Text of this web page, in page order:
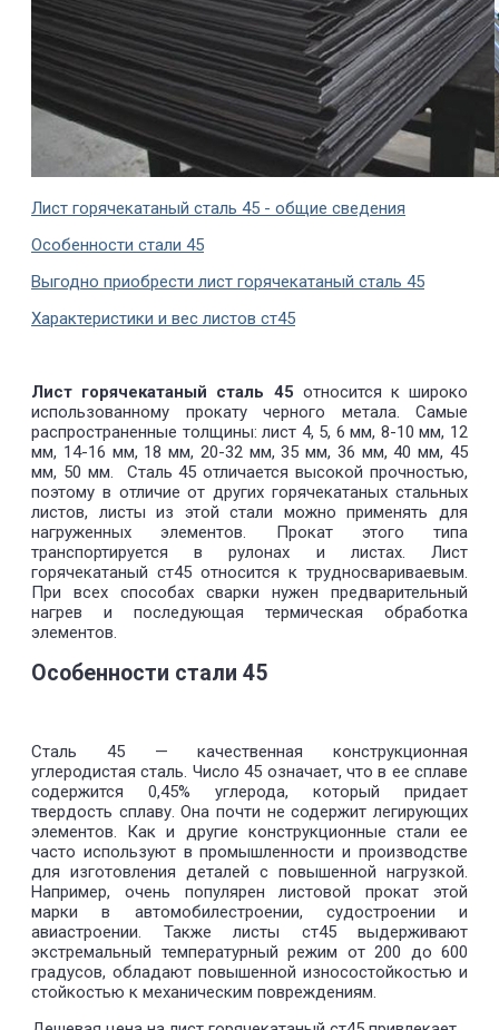
Лист горячекатаный сталь 45 - общие сведения
Особенности стали 45
Выгодно приобрести лист горячекатаный сталь 45
Характеристики и вес листов ст45
Лист горячекатаный сталь 45 относится к широко
использованному прокату черного метала. Самые
распространенные толщины: лист 4, 5, 6 мм, 8-10 мм, 12
мм, 14-16 мм, 18 мм, 20-32 мм, 35 мм, 36 мм, 40 мм, 45
мм, 50 мм. Сталь 45 отличается высокой прочностью,
поэтому в отличие от других горячекатаных стальных
листов, листы из этой стали можно применять для
нагруженных элементов. Прокат этого типа
транспортируется в рулонах и листах. Лист
горячекатаный ст45 относится к трудносвариваевым.
При всех способах сварки нужен предварительный
нагрев и последующая термическая обработка
элементов.
Особенности стали 45
Сталь 45 — качественная конструкционная
углеродистая сталь. Число 45 означает, что в ее сплаве
содержится 0,45% углерода, который придает
твердость сплаву. Она почти не содержит легирующих
элементов. Как и другие конструкционные стали ее
часто используют в промышленности и производстве
для изготовления деталей с повышенной нагрузкой.
Например, очень популярен листовой прокат этой
марки в автомобилестроении, судостроении и
авиастроении. Также листы ст45 выдерживают
экстремальный температурный режим от 200 до 600
градусов, обладают повышенной износостойкостью и
стойкостью к механическим повреждениям.